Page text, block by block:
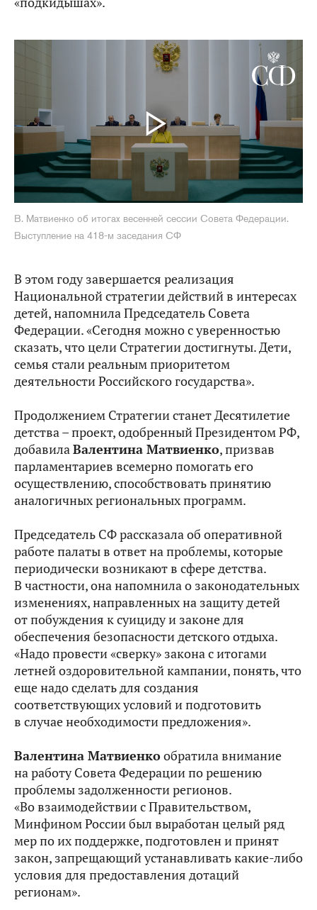
В. Матвиенко об итогах весенней сессии Совета Федерации.
Выступление на 418-м заседания СФ
В этом году завершается реализация
Национальной стратегии действий в интересах
детей, напомнила Председатель Совета
Федерации. «Сегодня можно с уверенностью
сказать, что цели Стратегии достигнуты. Дети,
семья стали реальным приоритетом
деятельности Российского государства».
Продолжением Стратегии станет Десятилетие
детства – проект, одобренный Президентом РФ,
добавила Валентина Матвиенко, призвав
парламентариев всемерно помогать его
осуществлению, способствовать принятию
аналогичных региональных программ.
Председатель СФ рассказала об оперативной
работе палаты в ответ на проблемы, которые
периодически возникают в сфере детства.
В частности, она напомнила о законодательных
изменениях, направленных на защиту детей
от побуждения к суициду и законе для
обеспечения безопасности детского отдыха.
«Надо провести «сверку» закона с итогами
летней оздоровительной кампании, понять, что
еще надо сделать для создания
соответствующих условий и подготовить
в случае необходимости предложения».
Валентина Матвиенкообратила внимание
на работу Совета Федерации по решению
проблемы задолженности регионов.
«Во взаимодействии с Правительством,
Минфином России был выработан целый ряд
мер по их поддержке, подготовлен и принят
закон, запрещающий устанавливать какие‑либо
условия для предоставления дотаций
регионам».